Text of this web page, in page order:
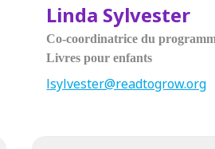
Linda Sylvester
Co-coordinatrice du
Livres pour enfants
lsylvester@readtogrow.org